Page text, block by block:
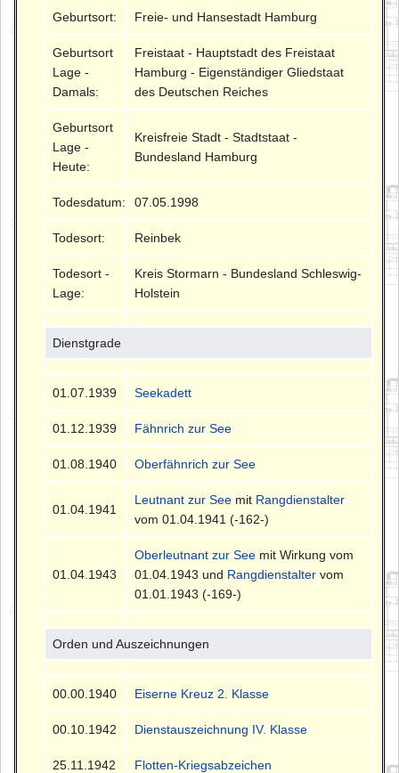
Geburtsort: Freie- und Hansestadt Hamburg
Geburtsort
Lage -
Damals:
Freistaat - Hauptstadt des Freistaat
Hamburg - Eigenständiger Gliedstaat
des Deutschen Reiches
Geburtsort
Lage -
Heute:
Kreisfreie Stadt - Stadtstaat -
Bundesland Hamburg
Todesdatum: 07.05.1998
Todesort: Reinbek
Todesort -
Lage:
Kreis Stormarn - Bundesland Schleswig-
Holstein
Dienstgrade
01.07.1939 Seekadett
01.12.1939 Fähnrich zur See
01.08.1940 Oberfähnrich zur See
01.04.1941
Leutnant zur See mit Rangdienstalter
vom 01.04.1941 (-162-)
01.04.1943
Oberleutnant zur See mit Wirkung vom
01.04.1943 und Rangdienstalter vom
01.01.1943 (-169-)
Orden und Auszeichnungen
00.00.1940 Eiserne Kreuz 2. Klasse
00.10.1942 Dienstauszeichnung IV. Klasse
25.11.1942 Flotten-Kriegsabzeichen